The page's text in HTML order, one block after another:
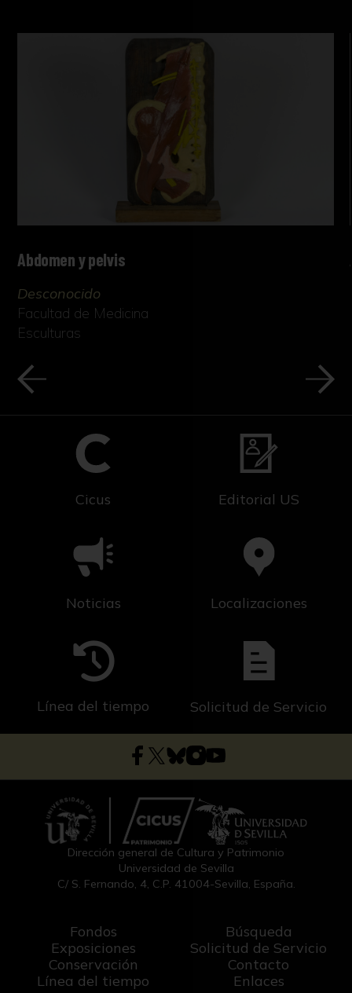
Abdomen y pelvis
Desconocido
Facultad de Medicina
Esculturas
Cicus Editorial US
Noticias Localizaciones
Línea del tiempo Solicitud de Servicio
Dirección general de Cultura y Patrimonio
Universidad de Sevilla
C/ S. Fernando, 4, C.P. 41004-Sevilla, España.
Fondos
Exposiciones
Conservación
Línea del tiempo
Búsqueda
Solicitud de Servicio
Contacto
Enlaces